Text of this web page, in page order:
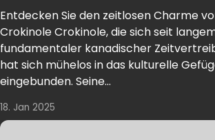
Entdecken Sie den zeitlosen Charme
Crokinole Crokinole, die sich seit
fundamentaler kanadischer
hat sich mühelos in das kulturelle
eingebunden. Seine...
18. Jan 2025